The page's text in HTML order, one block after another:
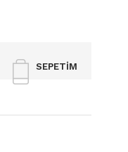
SEPETIM